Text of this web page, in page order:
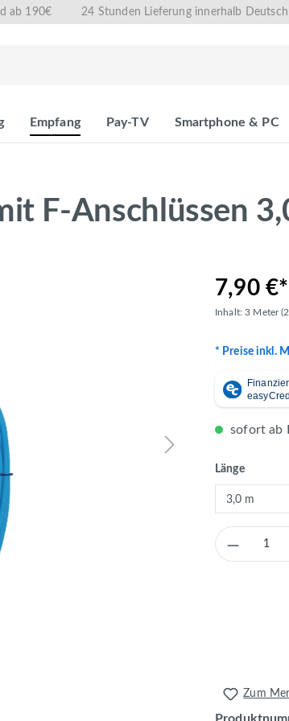
ab 190€ 24 Stunden Lieferung innerhalb
Empfang Pay-TV Smartphone & PC
F-Anschlüssen
7,90 €*
Inhalt:3 Meter
* Preise inkl.
sofort ab
Länge
Produkt
Zum